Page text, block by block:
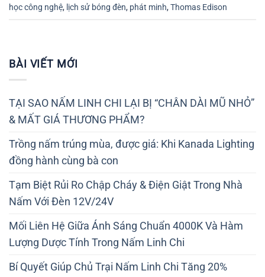
học công nghệ, lịch sử bóng đèn, phát minh,Thomas Edison
BÀI VIẾT MỚI
TẠI SAO NẤM LINH CHI LẠI BỊ “CHÂN DÀI MŨ NHỎ”
& MẤT GIÁ THƯƠNG PHẨM?
Trồng nấm trúng mùa, được giá: Khi Kanada Lighting
đồng hành cùng bà con
Tạm Biệt Rủi Ro Chập Cháy & Điện Giật Trong Nhà
Nấm Với Đèn 12V/24V
Mối Liên Hệ Giữa Ánh Sáng Chuẩn 4000K Và Hàm
Lượng Dược Tính Trong Nấm Linh Chi
Bí Quyết Giúp Chủ Trại Nấm Linh Chi Tăng 20%